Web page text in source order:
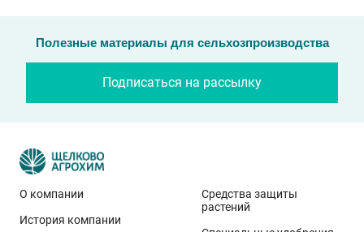
Эти результаты особенно показательны для
Полезные материалы для сельхозпроизводства
Подписаться на рассылку
О компании
История компании
Средства защиты
растений